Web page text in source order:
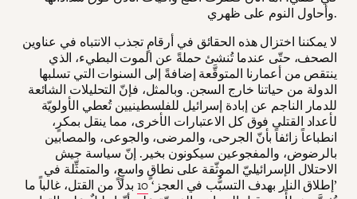
وأحاول النوم على ظهري.
لا يمكننا اختزال هذه الحقائق في أرقامٍ تجذب الانتباه في عناوين
الصحف، حتّى عندما تُنشئ حملةً عن الموت البطيء، الذي
ينتقص من أعمارنا المتوقَّعة إضافةً إلى السنوات التي تسلبها
الدولة من حياتنا خارج السجن. وبالمثل، فإنّ التحليلات الشائعة
للدمار الناجم عن إبادة إسرائيل للفلسطينيين تُعطي الأولويّة
لأعداد القتلى فوق كل الاعتبارات الأخرى، مما ينقل بمكرٍ،
انطباعاً زائفاً بأنّ الجرحى، والمرضى، والجوعى، والمصابين
بالرضوض، والمفجوعين سيكونون بخير. إنّ سياسة جيش
الاحتلال الإسرائيليّ الموثّقة على نطاقٍ واسعٍ، والمتمثِّلة في
’إطلاق النار بهدف التسبُّب في العجز‘10 بدلاً من القتل، غالباً ما